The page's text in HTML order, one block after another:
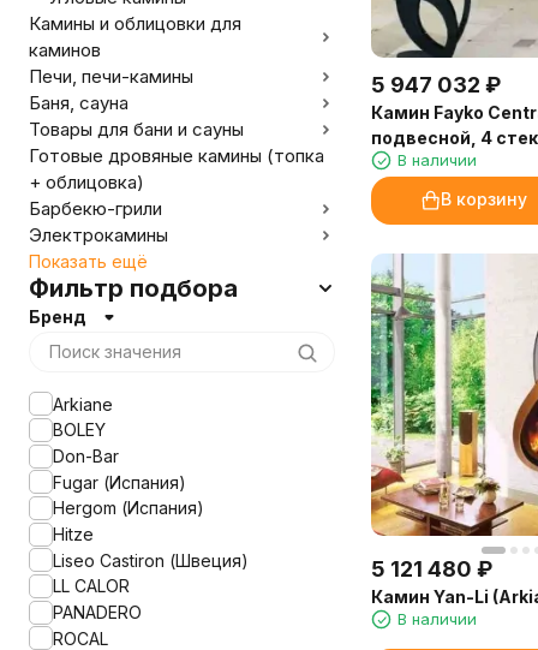
5 947 032 ₽
Камин Fayko
подвесной, 4
В наличии
В корзину
5 121 480 ₽
Камин Yan-Li
В наличии
Камины и облицовки для
каминов
Печи, печи-камины
Баня, сауна
Товары для бани и сауны
Готовые дровяные камины (топка
+ облицовка)
Барбекю-грили
Электрокамины
Показать ещё
Фильтр подбора
Бренд
Arkiane
BOLEY
Don-Bar
Fugar (Испания)
Hergom (Испания)
Hitze
Liseo Castiron (Швеция)
LL CALOR
PANADERO
ROCAL